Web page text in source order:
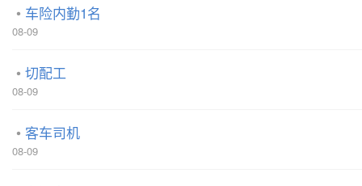
车险内勤1名
08-09
切配工
08-09
客车司机
08-09